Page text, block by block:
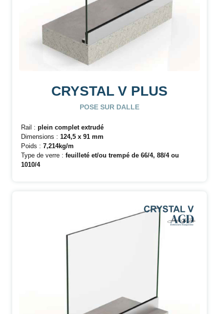
CRYSTAL V PLUS
POSE SUR DALLE
Rail : plein complet extrudé
Dimensions : 124,5 x 91 mm
Poids : 7,214kg/m
Type de verre : feuilleté et/ou trempé de 66/4, 88/4 ou
1010/4